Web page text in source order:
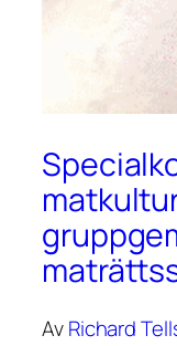
AvRichard